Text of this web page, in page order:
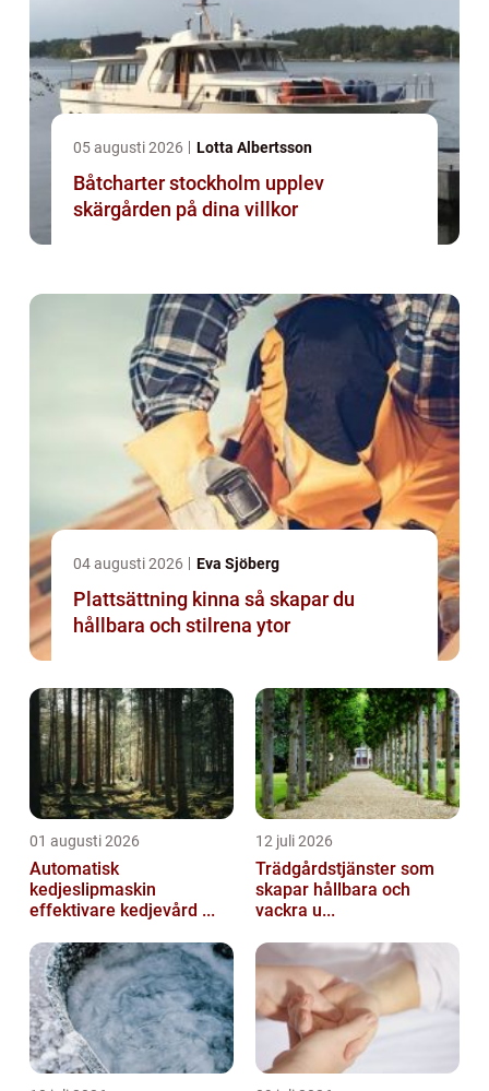
05 augusti 2026 Lotta Albertsson
Båtcharter stockholm upplev
skärgården på dina villkor
04 augusti 2026 Eva Sjöberg
Plattsättning kinna så skapar du
hållbara och stilrena ytor
01 augusti 2026
Automatisk
kedjeslipmaskin
effektivare kedjevård ...
12 juli 2026
Trädgårdstjänster som
skapar hållbara och
vackra u...